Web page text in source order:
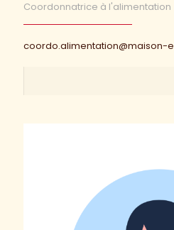
Coordonnatrice à l'alimentation
coordo.alimentation@maison-